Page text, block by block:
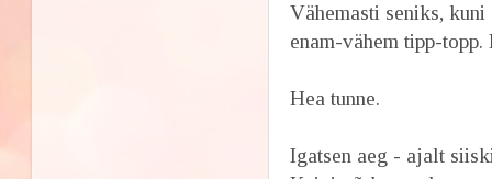
Vähemasti seniks,
enam-vähem tipp-
Hea tunne.
Igatsen aeg - ajalt